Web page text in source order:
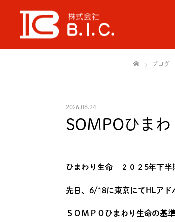
ブログ
2026.06.24
SOMPOひま
ひまわり生命 ２０２5年下
先日、6/18に東京にてHLアド
ＳＯＭＰＯひまわり生命の基